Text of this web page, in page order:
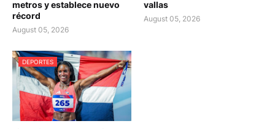
metros y establece nuevo
récord
August 05, 2026
vallas
August 05, 2026
DEPORTES